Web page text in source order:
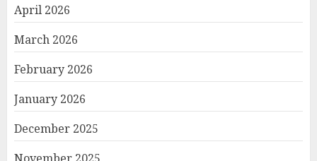
April 2026
March 2026
February 2026
January 2026
December 2025